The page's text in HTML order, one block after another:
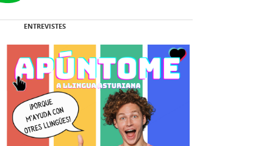
ENTREVISTES